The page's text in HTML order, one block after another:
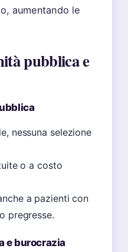
aumentando le
pubblica e
nessuna selezione
o a costo
a pazienti con
pregresse.
e burocrazia